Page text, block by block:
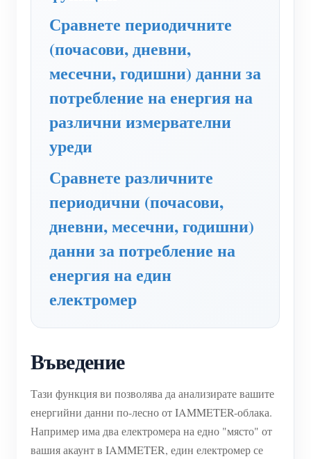
WiFi контролер за захранване
IAMMETER Cloud Pro
Услуга за самостоятелно хостване
EV зарядно устройство
IAMMETER Симулатор
Енергиен монитор на слънчева фотоволтаична
система
Монитор за потребление на електроенергия
Система за управление на фотоволтаични
нагреватели
Магазин
Ресурси
Бърз старт на продукта
Документ
Обучително видео
ЧЗВ
Блогове
Общност
Разработчик
Програма за награди
За нас
Сравнете периодичните
(почасови, дневни,
месечни, годишни) данни за
потребление на енергия на
различни измервателни
уреди
Сравнете различните
периодични (почасови,
дневни, месечни, годишни)
данни за потребление на
енергия на един
електромер
Въведение
Тази функция ви позволява да анализирате вашите
енергийни данни по-лесно от IAMMETER-облака.
Например има два електромера на едно "място" от
вашия акаунт в IAMMETER, един електромер се